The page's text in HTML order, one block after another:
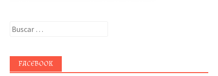
Buscar:
FACEBOOK